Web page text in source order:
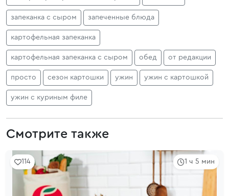
запеканка с сыром запеченные блюда
картофельная запеканка
картофельная запеканка с сыром обед от редакции
просто сезон картошки ужин ужин с картошкой
ужин с куриным филе
Смотрите также
1 ч 5 мин
114